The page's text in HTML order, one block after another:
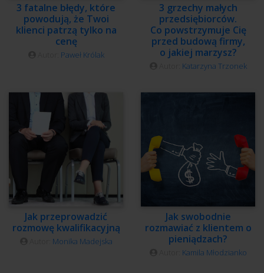
3 fatalne błędy, które
powodują, że Twoi
klienci patrzą tylko na
cenę
Paweł Królak
3 grzechy małych
przedsiębiorców.
Co powstrzymuje Cię
przed budową firmy,
o jakiej marzysz?
Katarzyna Trzonek
Jak przeprowadzić
rozmowę kwalifikacyjną
Monika Madejska
Jak swobodnie
rozmawiać z klientem o
pieniądzach?
Kamila Młodzianko